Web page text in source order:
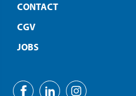
CONTACT
CGV
JOBS